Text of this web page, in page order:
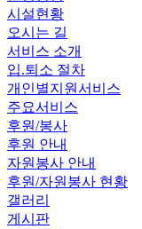
시설현황
오시는 길
서비스 소개
입.퇴소 절차
개인별지원서비스
주요서비스
후원/봉사
후원 안내
자원봉사 안내
후원/자원봉사 현황
갤러리
게시판